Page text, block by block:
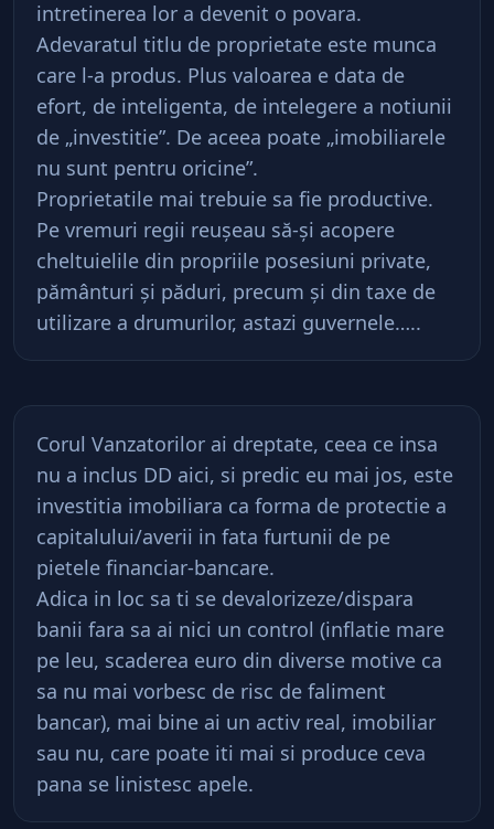
intretinerea lor a devenit o povara.
Adevaratul titlu de proprietate este munca
care l-a produs. Plus valoarea e data de
efort, de inteligenta, de intelegere a notiunii
de „investitie”. De aceea poate „imobiliarele
nu sunt pentru oricine”.
Proprietatile mai trebuie sa fie productive.
Pe vremuri regii reuşeau să-şi acopere
cheltuielile din propriile posesiuni private,
pământuri şi păduri, precum şi din taxe de
utilizare a drumurilor, astazi guvernele…..
Corul Vanzatorilor ai dreptate, ceea ce insa
nu a inclus DD aici, si predic eu mai jos, este
investitia imobiliara ca forma de protectie a
capitalului/averii in fata furtunii de pe
pietele financiar-bancare.
Adica in loc sa ti se devalorizeze/dispara
banii fara sa ai nici un control (inflatie mare
pe leu, scaderea euro din diverse motive ca
sa nu mai vorbesc de risc de faliment
bancar), mai bine ai un activ real, imobiliar
sau nu, care poate iti mai si produce ceva
pana se linistesc apele.